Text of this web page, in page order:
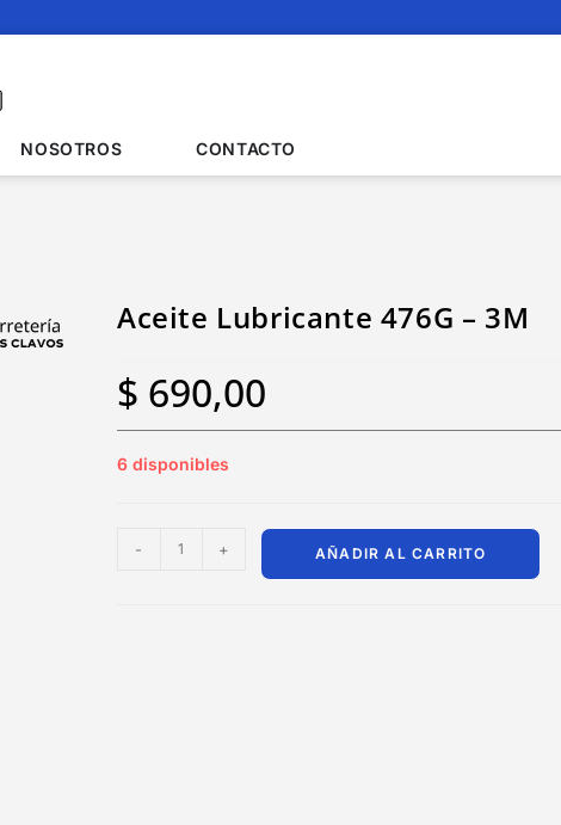
NOSOTROS CONTACTO
Aceite Lubricante 476G – 3M
$ 690,00
6 disponibles
- + AÑADIR AL CARRITO